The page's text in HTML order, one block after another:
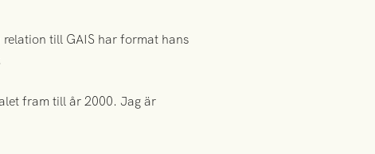
till GAIS har format hans
fram till år 2000. Jag är